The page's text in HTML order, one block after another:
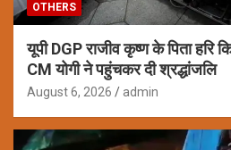
OTHERS
यूपी DGP राजीव कृष्ण के पिता हरि
CM योगी ने पहुंचकर दी श्रद्धांजलि
August 6, 2026 admin